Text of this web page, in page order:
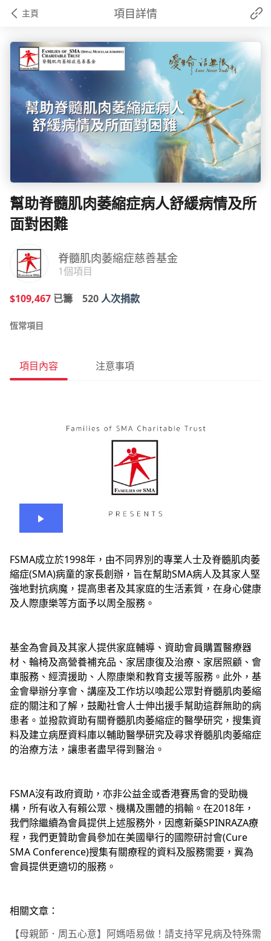
主頁 項目詳情
幫助脊髓肌肉萎縮症病人舒緩病情及所
面對困難
脊髓肌肉萎縮症慈善基金
1個項目
$109,467 已籌 520人次捐款
恆常項目
項目內容 注意事項
FSMA成立於1998年，由不同界別的專業人士及脊髓肌肉萎
縮症(SMA)病童的家長創辦，旨在幫助SMA病人及其家人堅
強地對抗病魔，提高患者及其家庭的生活素質，在身心健康
及人際康樂等方面予以周全服務。
基金為會員及其家人提供家庭輔導、資助會員購置醫療器
材、輪椅及高營養補充品、家居康復及治療、家居照顧、會
車服務、經濟援助、人際康樂和教育支援等服務。此外，基
金會舉辦分享會、講座及工作坊以喚起公眾對脊髓肌肉萎縮
症的關注和了解，鼓勵社會人士伸出援手幫助這群無助的病
患者。並撥款資助有關脊髓肌肉萎縮症的醫學研究，搜集資
料及建立病歷資料庫以輔助醫學研究及尋求脊髓肌肉萎縮症
的治療方法，讓患者盡早得到醫治。
FSMA沒有政府資助，亦非公益金或香港賽馬會的受助機
構，所有收入有賴公眾、機構及團體的捐輸。在2018年，
我們除繼續為會員提供上述服務外，因應新藥SPINRAZA療
程，我們更贊助會員參加在美國舉行的國際研討會(Cure
SMA Conference)搜集有關療程的資料及服務需要，冀為
會員提供更適切的服務。
相關文章：
【母親節．周五心意】阿媽唔易做！請支持罕見病及特殊需